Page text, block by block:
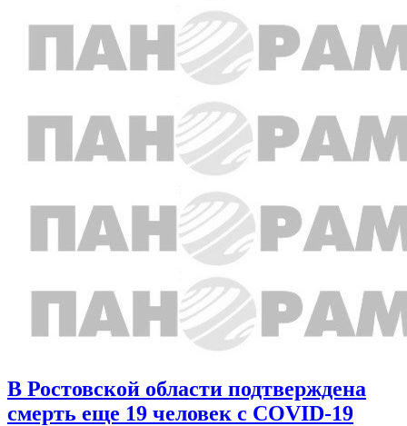
В Ростовской области подтверждена
смерть еще 19 человек с COVID-19